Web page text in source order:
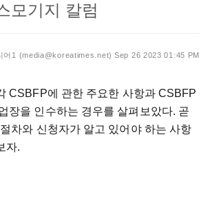
모기지 칼럼
어1 (media@koreatimes.net) Sep 26 2023 01:45 PM
CSBFP에 관한 주요한 사항과 CSBFP
장을 인수하는 경우를 살펴보았다. 곧
차와 신청자가 알고 있어야 하는 사항
자.